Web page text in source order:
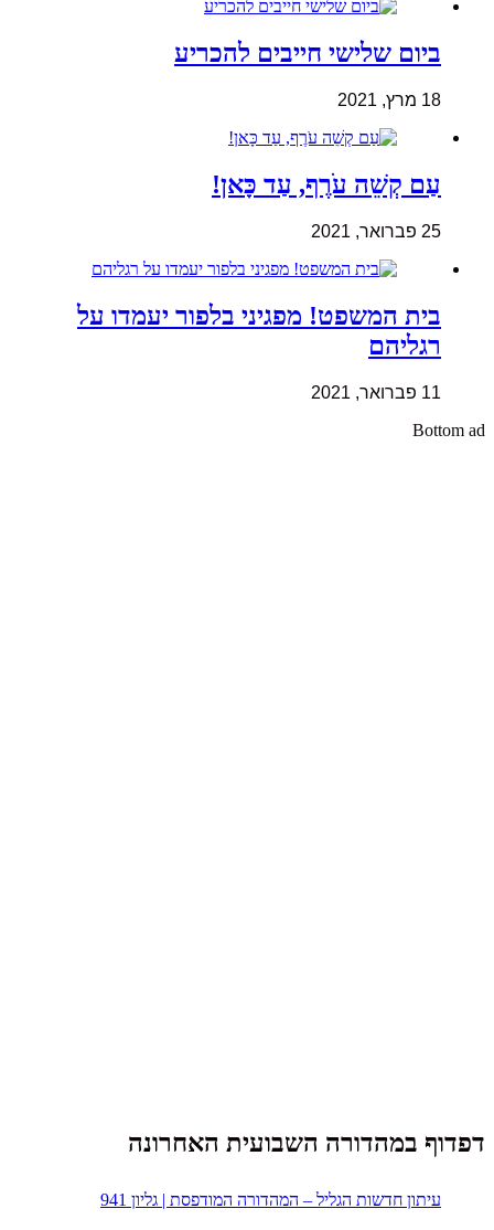
ביום שלישי חייבים להכריע
18 מרץ, 2021
עַם קְשֵׁה עֹרֶף, עַד כָּאן!
25 פברואר, 2021
בית המשפט! מפגיני בלפור יעמדו על
רגליהם
11 פברואר, 2021
Bottom ad
דפדוף במהדורה השבועית האחרונה
עיתון חדשות הגליל – המהדורה המודפסת | גליון 941